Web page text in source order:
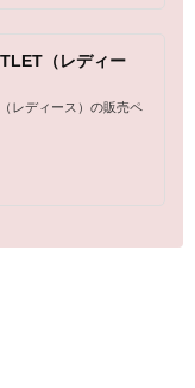
（レディー
レディース）の販売ペ